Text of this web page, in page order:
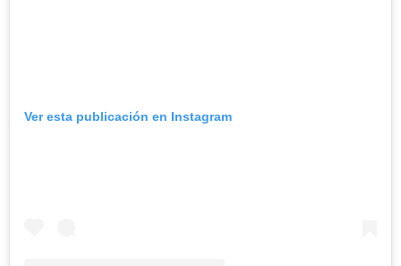
Ver esta publicación en Instagram